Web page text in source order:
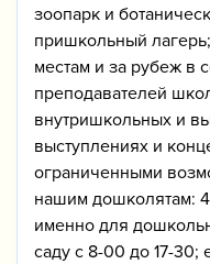
зоопарк и
пришкольный
местам и за рубеж в
преподавателей
внутришкольных и
выступлениях и
ограниченными
нашим дошколятам:
именно для
саду с 8-00 до 17-